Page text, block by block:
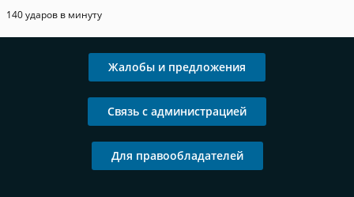
140 ударов в минуту
Жалобы и предложения
Связь с администрацией
Для правообладателей